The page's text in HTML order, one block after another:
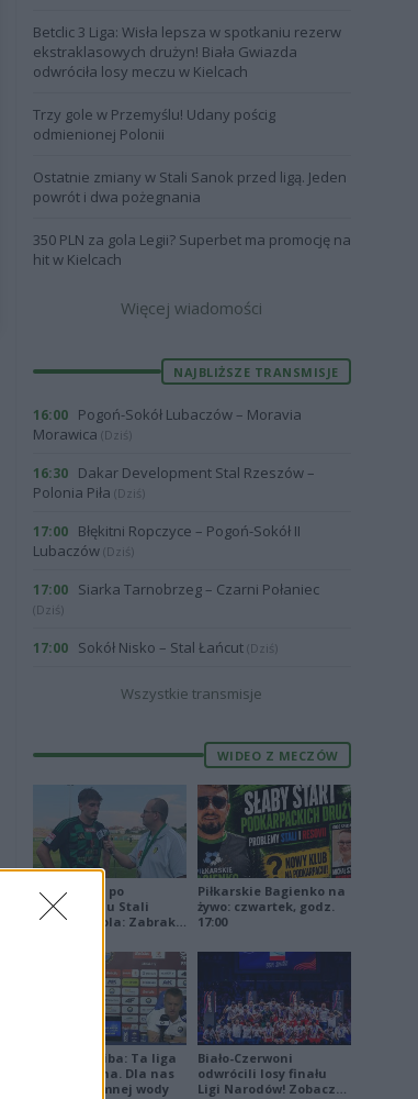
Betclic 3 Liga: Wisła lepsza w spotkaniu rezerw
ekstraklasowych drużyn! Biała Gwiazda
odwróciła losy meczu w Kielcach
Trzy gole w Przemyślu! Udany pościg
odmienionej Polonii
Ostatnie zmiany w Stali Sanok przed ligą. Jeden
powrót i dwa pożegnania
350 PLN za gola Legii? Superbet ma promocję na
hit w Kielcach
Więcej wiadomości
NAJBLIŻSZE TRANSMISJE
16:00
Pogoń-Sokół Lubaczów – Moravia
Morawica (Dziś)
16:30
Dakar Development Stal Rzeszów –
Polonia Piła (Dziś)
17:00
Błękitni Ropczyce – Pogoń-Sokół II
Lubaczów (Dziś)
17:00 Siarka Tarnobrzeg – Czarni Połaniec
(Dziś)
17:00 Sokół Nisko – Stal Łańcut (Dziś)
Wszystkie transmisje
WIDEO Z MECZÓW
Jakub Jeleń po
odpadnięciu Stali
Stalowa Wola: Zabrakło
Piłkarskie Bagienko na
żywo: czwartek, godz.
17:00
Damian Skiba: Ta liga
jest brutalna. Dla nas
to kubeł zimnej wody
Biało-Czerwoni
odwrócili losy finału
Ligi Narodów! Zobacz